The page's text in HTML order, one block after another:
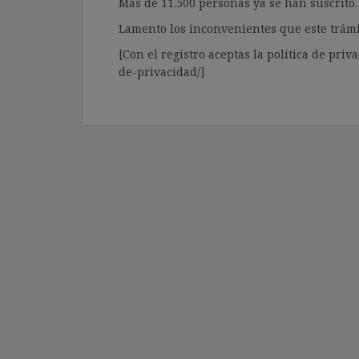
Lamento los inconvenientes que este
[Con el registro aceptas la política de
de-privacidad/]